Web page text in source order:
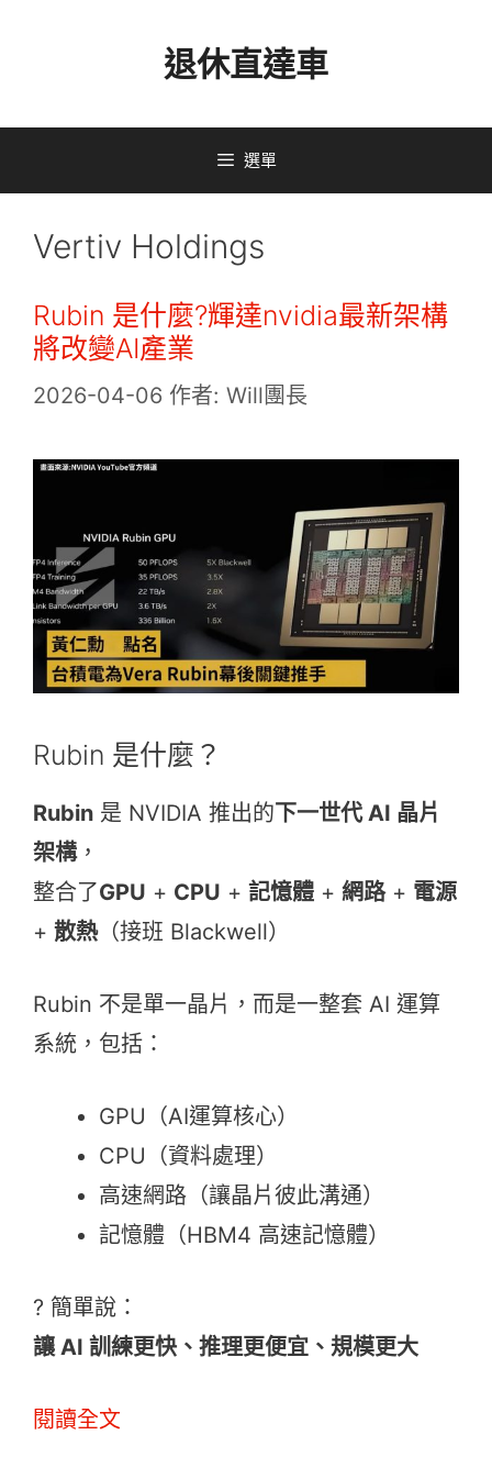
退休直達車
選單
Vertiv Holdings
Rubin 是什麼?輝達nvidia最新架構
將改變AI產業
2026-04-06 作者: Will團長
Rubin 是什麼？
Rubin 是 NVIDIA 推出的下一世代 AI 晶片
架構，
整合了GPU + CPU + 記憶體 + 網路+ 電源
+ 散熱（接班 Blackwell）
Rubin 不是單一晶片，而是一整套 AI 運算
系統，包括：
GPU（AI運算核心）
CPU（資料處理）
高速網路（讓晶片彼此溝通）
記憶體（HBM4 高速記憶體）
? 簡單說：
讓 AI 訓練更快、推理更便宜、規模更大
閱讀全文